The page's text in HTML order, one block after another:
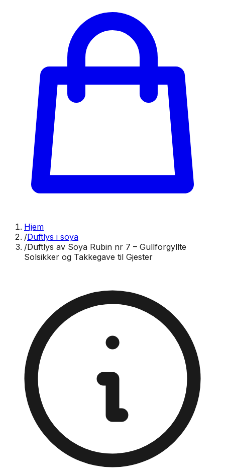
Hjem
/Duftlys i soya
/Duftlys av Soya Rubin nr 7 – Gullforgyllte
Solsikker og Takkegave til Gjester